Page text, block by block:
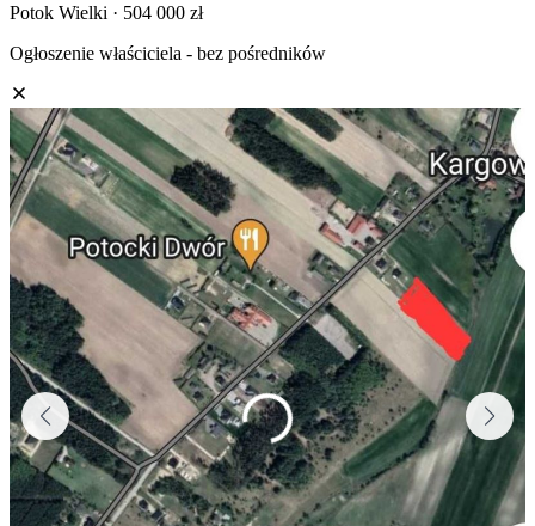
Potok Wielki · 504 000 zł
Ogłoszenie właściciela - bez pośredników